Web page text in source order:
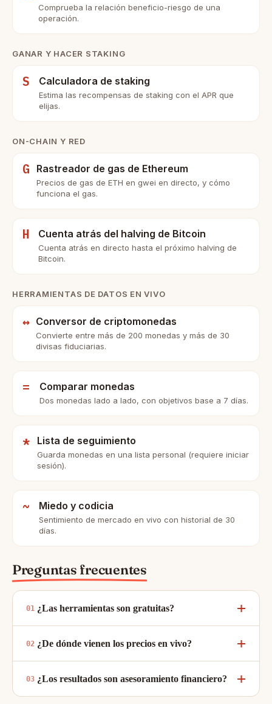
Comprueba la relación beneficio-riesgo de una
operación.
GANAR Y HACER STAKING
S Calculadora de staking
Estima las recompensas de staking con el APR que
elijas.
ON-CHAIN Y RED
G Rastreador de gas de Ethereum
Precios de gas de ETH en gwei en directo, y cómo
funciona el gas.
H Cuenta atrás del halving de Bitcoin
Cuenta atrás en directo hasta el próximo halving de
Bitcoin.
HERRAMIENTAS DE DATOS EN VIVO
↔ Conversor de criptomonedas
Convierte entre más de 200 monedas y más de 30
divisas fiduciarias.
= Comparar monedas
Dos monedas lado a lado, con objetivos base a 7 días.
* Lista de seguimiento
Guarda monedas en una lista personal (requiere iniciar
sesión).
~ Miedo y codicia
Sentimiento de mercado en vivo con historial de 30
días.
Preguntas frecuentes
¿Las herramientas son gratuitas?
¿De dónde vienen los precios en vivo?
¿Los resultados son asesoramiento financiero?